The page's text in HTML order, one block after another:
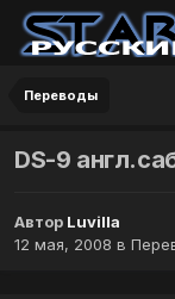
Переводы
DS-9
Автор Luvilla
12 мая, 2008 в